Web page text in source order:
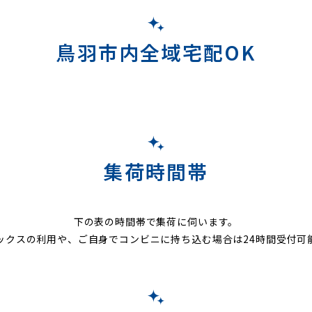
鳥羽市内全域宅配OK
集荷時間帯
下の表の時間帯で集荷に伺います。
クスの利用や、ご自身でコンビニに持ち込む場合は24時間受付可